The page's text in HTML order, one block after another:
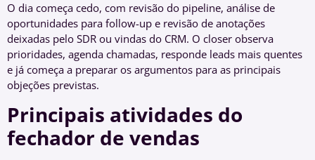
O dia começa cedo, com revisão do pipeline, análise de
oportunidades para follow-up e revisão de anotações
deixadas pelo SDR ou vindas do CRM. O closer observa
prioridades, agenda chamadas, responde leads mais quentes
e já começa a preparar os argumentos para as principais
objeções previstas.
Principais atividades do
fechador de vendas